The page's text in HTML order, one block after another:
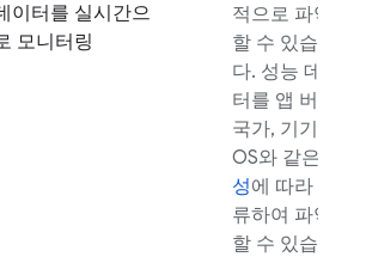
이터를 실시간으
모니터링
적으로 파악
할 수 있습니
다. 성능 데이
터를 앱 버전,
국가, 기기,
OS와 같은
성에 따라 분
류하여 파악
할 수 있습니